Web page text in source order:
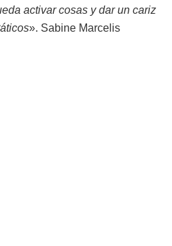
activar cosas y dar un cariz
». Sabine Marcelis